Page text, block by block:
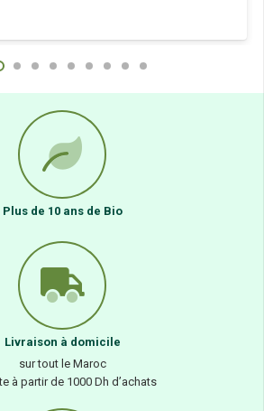
Plus de 10 ans de Bio
Livraison à domicile
sur tout le Maroc
à partir de 1000 Dh d’achats